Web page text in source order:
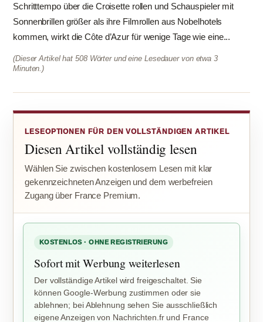
Schritttempo über die Croisette rollen und Schauspieler mit
Sonnenbrillen größer als ihre Filmrollen aus Nobelhotels
kommen, wirkt die Côte d’Azur für wenige Tage wie eine...
(Dieser Artikel hat 508 Wörter und eine Lesedauer von etwa 3
Minuten.)
LESEOPTIONEN FÜR DEN VOLLSTÄNDIGEN ARTIKEL
Diesen Artikel vollständig lesen
Wählen Sie zwischen kostenlosem Lesen mit klar
gekennzeichneten Anzeigen und dem werbefreien
Zugang über France Premium.
KOSTENLOS · OHNE REGISTRIERUNG
Sofort mit Werbung weiterlesen
Der vollständige Artikel wird freigeschaltet. Sie
können Google-Werbung zustimmen oder sie
ablehnen; bei Ablehnung sehen Sie ausschließlich
eigene Anzeigen von Nachrichten.fr und France